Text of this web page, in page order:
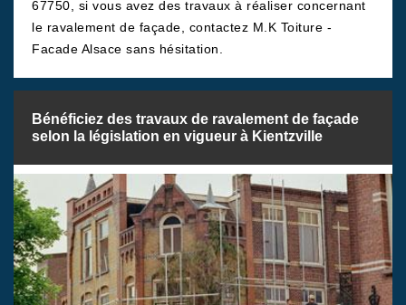
67750, si vous avez des travaux à réaliser concernant
le ravalement de façade, contactez M.K Toiture -
Facade Alsace sans hésitation.
Bénéficiez des travaux de ravalement de façade
selon la législation en vigueur à Kientzville